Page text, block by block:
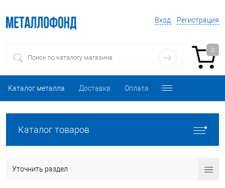
Вход Регистрация
0
Каталог металла Доставка Оплата
Каталог товаров
Уточнить раздел